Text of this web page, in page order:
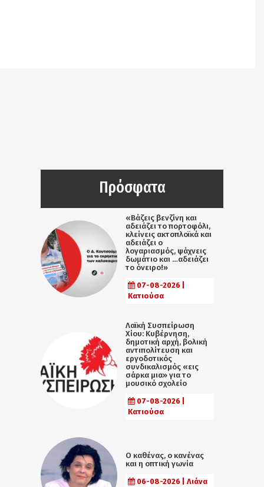
Πρόσφατα
«Βάζεις βενζίνη και
αδειάζει το πορτοφόλι,
κλείνεις ακτοπλοϊκά και
αδειάζει ο
λογαριασμός, ψάχνεις
δωμάτιο και …αδειάζει
το όνειρο!»
07-08-2026 |
Κατιούσα
Λαϊκή Συσπείρωση
Χίου: Κυβέρνηση,
δημοτική αρχή, βολική
αντιπολίτευση και
εργοδοτικός
συνδικαλισμός «εις
σάρκα μια» για το
μουσικό σχολείο
07-08-2026 |
Κατιούσα
Ο καθένας, ο κανένας
και η οπτική γωνία
06-08-2026 | Λιάνα